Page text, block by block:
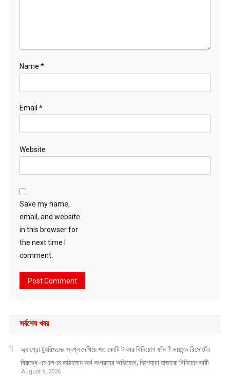
Name *
Email *
Website
Save my name,
email, and website
in this browser for
the next time I
comment.
সর্বশেষ খবর
অ্যাগ্রো ট্যুরিজমের স্বপ্ন দেখিয়ে শত কোটি টাকার বিনিয়োগ ফাঁদ ? ডায়মন্ড রিসোর্টের
বিরুদ্ধে এমএলএম কাঠামোয় অর্থ সংগ্রহের অভিযোগ, দিশেহারা হাজারো বিনিয়োগকারী
August 9, 2026